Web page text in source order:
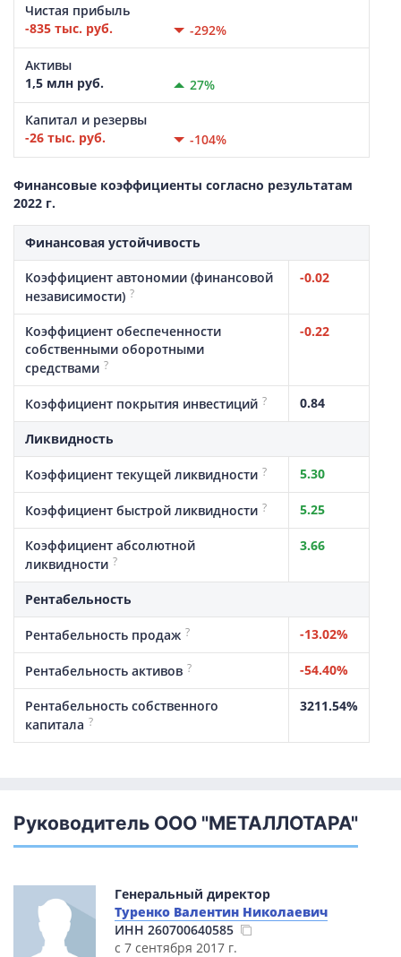
Чистая прибыль
-835 тыс. руб.
-292%
Активы
1,5 млн руб.
27%
Капитал и резервы
-26 тыс. руб.
-104%
Финансовые коэффициенты согласно результатам
2022 г.
Финансовая устойчивость
Коэффициент автономии (финансовой
независимости) ?
-0.02
Коэффициент обеспеченности
собственными оборотными
средствами ?
-0.22
Коэффициент покрытия инвестиций ? 0.84
Ликвидность
Коэффициент текущей ликвидности ? 5.30
Коэффициент быстрой ликвидности ? 5.25
Коэффициент абсолютной
ликвидности ?
3.66
Рентабельность
Рентабельность продаж ? -13.02%
Рентабельность активов ? -54.40%
Рентабельность собственного
капитала ?
3211.54%
Руководитель ООО "МЕТАЛЛОТАРА"
Генеральный директор
Туренко Валентин Николаевич
ИНН 260700640585
с 7 сентября 2017 г.